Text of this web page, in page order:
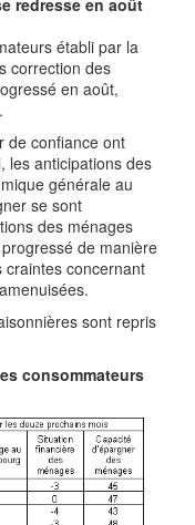
redresse en août
établi par la
correction des
en août,
de confiance ont
les anticipations des
générale au
se sont
des ménages
de manière
craintes concernant
sont repris
consommateurs